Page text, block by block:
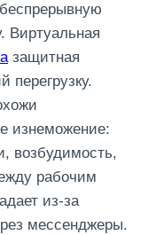
Виртуальная
защитная
перегрузку.
изнеможение:
возбудимость,
рабочим
из-за
мессенджеры.